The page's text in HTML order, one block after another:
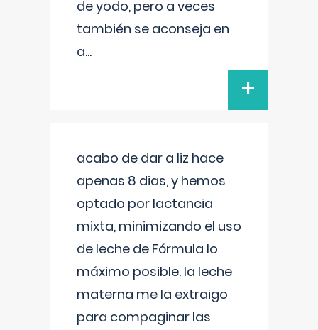
de yodo, pero a veces
también se aconseja en
a...
+
acabo de dar a liz hace
apenas 8 dias, y hemos
optado por lactancia
mixta, minimizando el uso
de leche de Fórmula lo
máximo posible. la leche
materna me la extraigo
para compaginar las